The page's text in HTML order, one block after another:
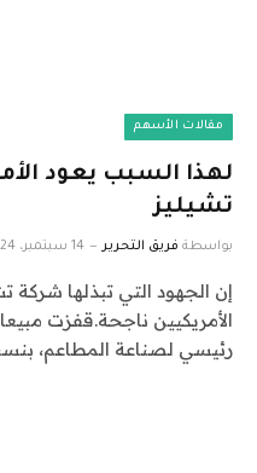
مقالات الأسهم
لهذا السبب يعود
تشيليز
بواسطة فريق التحرير 14 سبتمبر، 2024
إن الجهود التي تبذلها شركة
الأمريكيين ناجحة.قفزت
رئيسي لصناعة المطاعم، بنسبة